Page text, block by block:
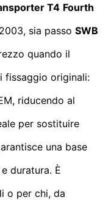
T4 Fourth
sia passo SWB
quando il
fissaggio originali:
riducendo al
per sostituire
una base
duratura. È
o per chi, da